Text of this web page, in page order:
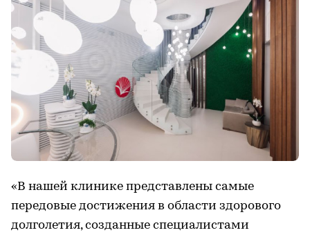
«В нашей клинике представлены самые
передовые достижения в области здорового
долголетия, созданные специалистами